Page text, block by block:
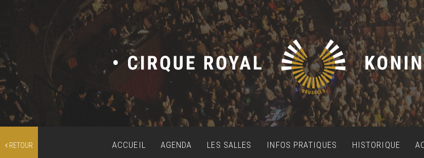
RETOUR ACCUEIL AGENDA LES SALLES INFOS PRATIQUES HISTORIQUE